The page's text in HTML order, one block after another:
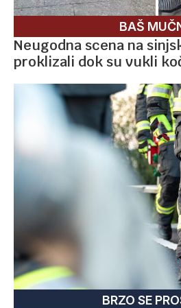
BAŠ
Neugodna scena na
proklizali dok su vukli
BRZO SE